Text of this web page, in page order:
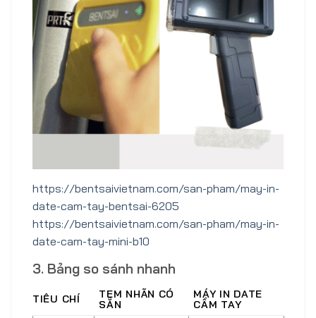
https://bentsaivietnam.com/san-pham/may-in-
date-cam-tay-bentsai-6205
https://bentsaivietnam.com/san-pham/may-in-
date-cam-tay-mini-b10
3. Bảng so sánh nhanh
TIÊU CHÍ
TEM NHÃN CÓ
SẴN
MÁY IN DATE
CẦM TAY